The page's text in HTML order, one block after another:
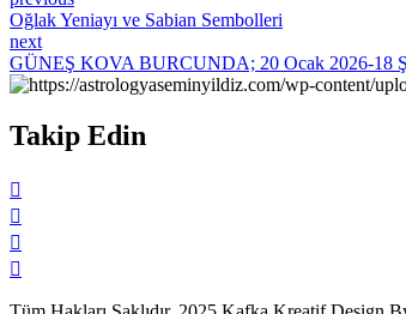
Oğlak Yeniayı ve Sabian Sembolleri
next
GÜNEŞ KOVA BURCUNDA; 20 Ocak 2026-18
Takip Edin